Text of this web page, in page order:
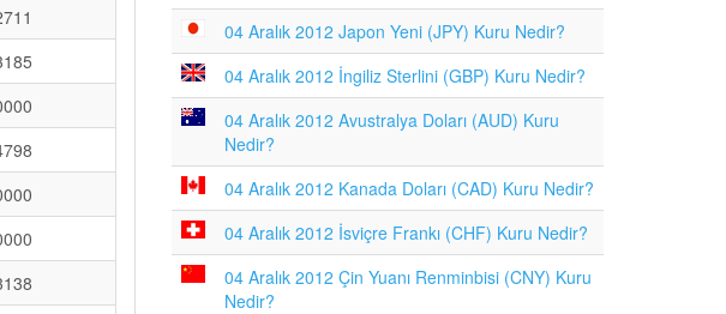
04 Aralık 2012 Japon Yeni (JPY) Kuru Nedir?
04 Aralık 2012 İngiliz Sterlini (GBP) Kuru Nedir?
04 Aralık 2012 Avustralya Doları (AUD) Kuru
Nedir?
04 Aralık 2012 Kanada Doları (CAD) Kuru Nedir?
04 Aralık 2012 İsviçre Frankı (CHF) Kuru Nedir?
04 Aralık 2012 Çin Yuanı Renminbisi (CNY) Kuru
Nedir?